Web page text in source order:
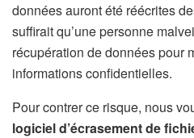
données auront été réécrites
suffirait qu’une personne
récupération de données pour
informations confidentielles.
Pour contrer ce risque, nous
logiciel d’écrasement de